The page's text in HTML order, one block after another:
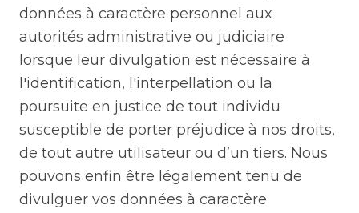
données à caractère personnel aux
autorités administrative ou judiciaire
lorsque leur divulgation est nécessaire à
l'identification, l'interpellation ou la
poursuite en justice de tout individu
susceptible de porter préjudice à nos droits,
de tout autre utilisateur ou d’un tiers. Nous
pouvons enfin être légalement tenu de
divulguer vos données à caractère